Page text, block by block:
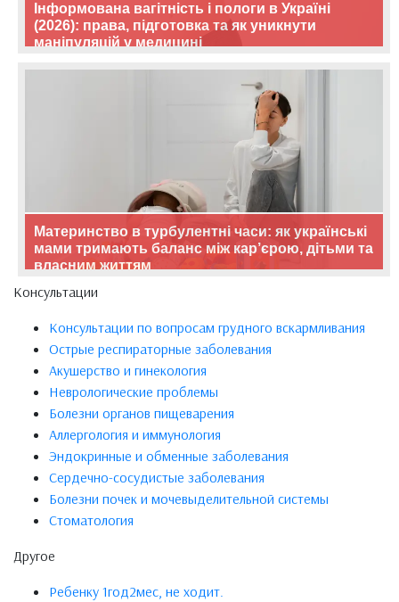
Інформована вагітність і пологи в Україні
(2026): права, підготовка та як уникнути
маніпуляцій у медицині
Материнство в турбулентні часи: як українські
мами тримають баланс між кар’єрою, дітьми та
власним життям
Консультации
Консультации по вопросам грудного вскармливания
Острые респираторные заболевания
Акушерство и гинекология
Неврологические проблемы
Болезни органов пищеварения
Аллергология и иммунология
Эндокринные и обменные заболевания
Сердечно-сосудистые заболевания
Болезни почек и мочевыделительной системы
Стоматология
Другое
Ребенку 1год2мес, не ходит.